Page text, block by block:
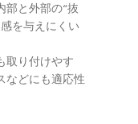
部と外部の“抜
を与えにくい
取り付けやす
などにも適応性